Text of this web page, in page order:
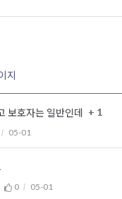
지
보호자는 일반인데 + 1
05-01
0 05-01